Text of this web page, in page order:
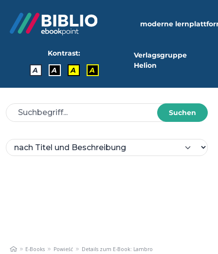
moderne
Kontrast:
A
A A A
Verlagsgruppe
Helion
Suchen
E-Books Powieść Details zum E-Book: Lambro